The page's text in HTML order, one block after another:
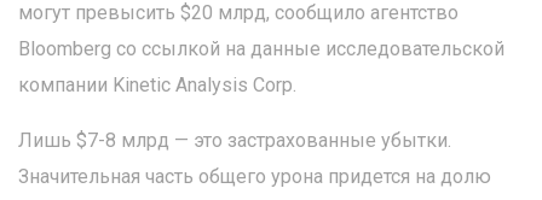
могут превысить $20 млрд, сообщило агентство
Bloomberg со ссылкой на данные исследовательской
компании Kinetic Analysis Corp.
Лишь $7-8 млрд — это застрахованные убытки.
Значительная часть общего урона придется на долю